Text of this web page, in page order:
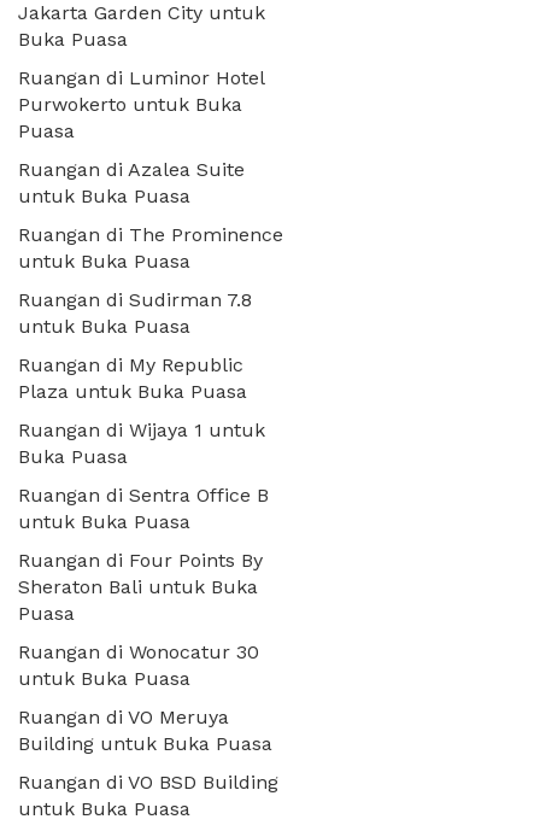
Jakarta Garden City untuk
Buka Puasa
Ruangan di Luminor Hotel
Purwokerto untuk Buka
Puasa
Ruangan di Azalea Suite
untuk Buka Puasa
Ruangan di The Prominence
untuk Buka Puasa
Ruangan di Sudirman 7.8
untuk Buka Puasa
Ruangan di My Republic
Plaza untuk Buka Puasa
Ruangan di Wijaya 1 untuk
Buka Puasa
Ruangan di Sentra Office B
untuk Buka Puasa
Ruangan di Four Points By
Sheraton Bali untuk Buka
Puasa
Ruangan di Wonocatur 30
untuk Buka Puasa
Ruangan di VO Meruya
Building untuk Buka Puasa
Ruangan di VO BSD Building
untuk Buka Puasa